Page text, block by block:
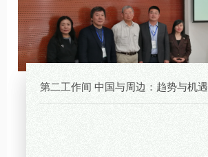
第二工作间 中国与周边：趋势与机遇